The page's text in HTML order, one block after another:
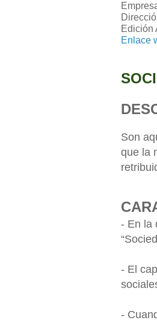
Edición
Enlace
Son
que la
- En la
- El
-